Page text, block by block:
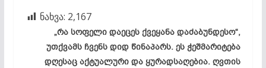
ნახვა: 2,167
„რა სოფელი დაეცეს ქვეყანა დაძაბუნდესო“,
უთქვამს ჩვენს დიდ წინაპარს. ეს ჭეშმარიტება
დღესაც აქტუალური და ყურადსაღებია. ღვთის